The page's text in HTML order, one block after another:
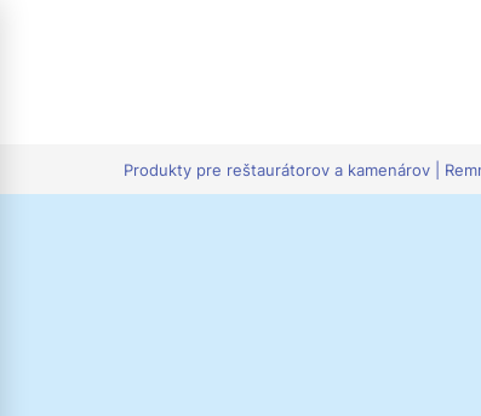
Produkty pre reštaurátorov a kamenárov |